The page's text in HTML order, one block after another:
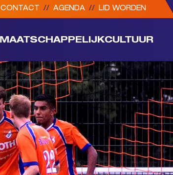
CONTACT // AGENDA // LID WORDEN
MAATSCHAPPELIJKCULTUUR